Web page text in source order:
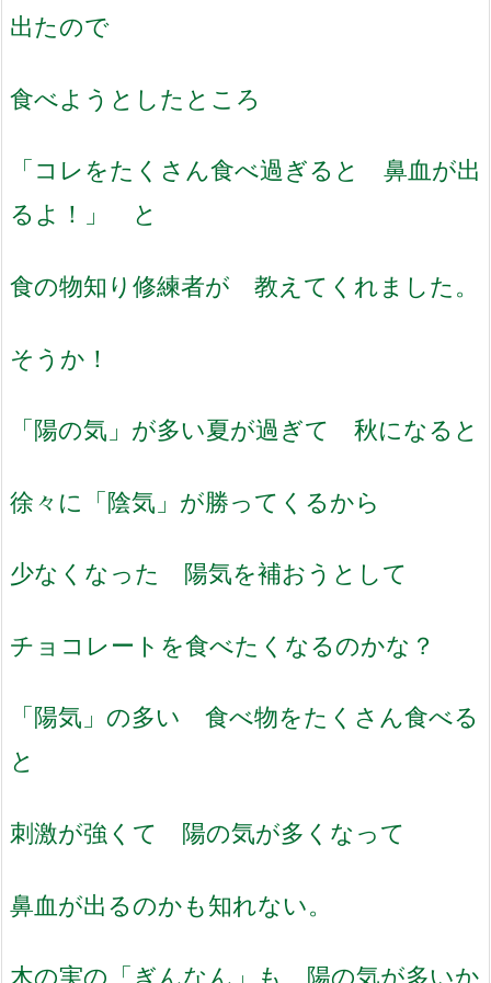
出たので
食べようとしたところ
「コレをたくさん食べ過ぎると 鼻血が出
るよ！」 と
食の物知り修練者が 教えてくれました。
そうか！
「陽の気」が多い夏が過ぎて 秋になると
徐々に「陰気」が勝ってくるから
少なくなった 陽気を補おうとして
チョコレートを食べたくなるのかな？
「陽気」の多い 食べ物をたくさん食べる
と
刺激が強くて 陽の気が多くなって
鼻血が出るのかも知れない。
木の実の「ぎんなん」も 陽の気が多いか